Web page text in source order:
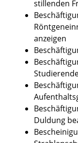
stillenden
anzeigen
Duldung